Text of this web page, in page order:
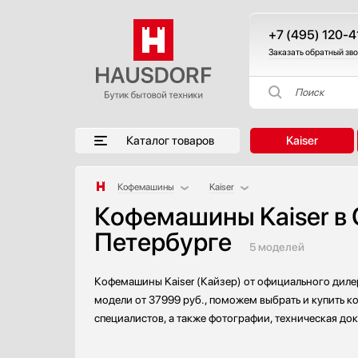
+7 (495) 120-
Заказать обратный
Поиск
Каталог товаров Kaiser
Кофемашины
Аксессуары
Аксессуары и принадлежности
Акустические системы
Беспроводные акустические системы
Kaiser
AEG
Barazza
Кофемашины Kaiser в
Петербурге
5 моделей
Кофемашины Kaiser (Кайзер) от официального
модели от 37999 руб., поможем выбрать и купить
специалистов, а также фотографии, техническая